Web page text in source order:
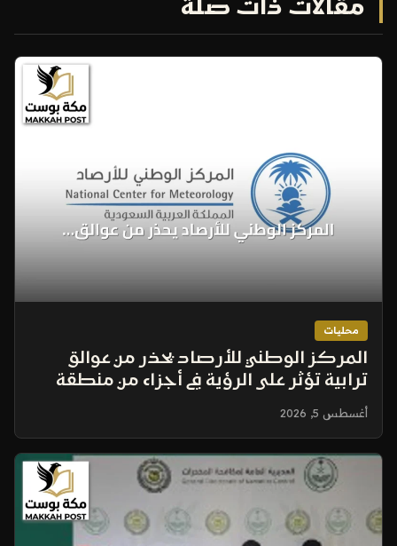
مقالات ذات صلة
محليات
المركز الوطني للأرصاد يحذر من عوالق
ترابية تؤثر على الرؤية في أجزاء من منطقة
الرياض
أغسطس 5, 2026